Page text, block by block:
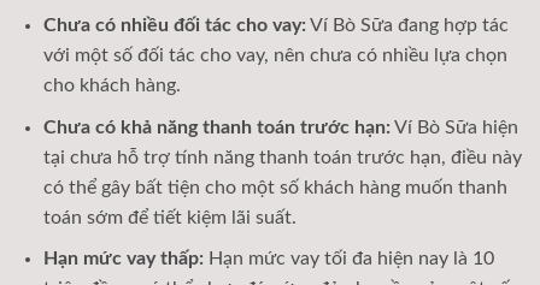
Chưa có nhiều đối tác cho vay: Ví Bò Sữa đang hợp tác
với một số đối tác cho vay, nên chưa có nhiều lựa chọn
cho khách hàng.
Chưa có khả năng thanh toán trước hạn: Ví Bò Sữa hiện
tại chưa hỗ trợ tính năng thanh toán trước hạn, điều này
có thể gây bất tiện cho một số khách hàng muốn thanh
toán sớm để tiết kiệm lãi suất.
Hạn mức vay thấp: Hạn mức vay tối đa hiện nay là 10